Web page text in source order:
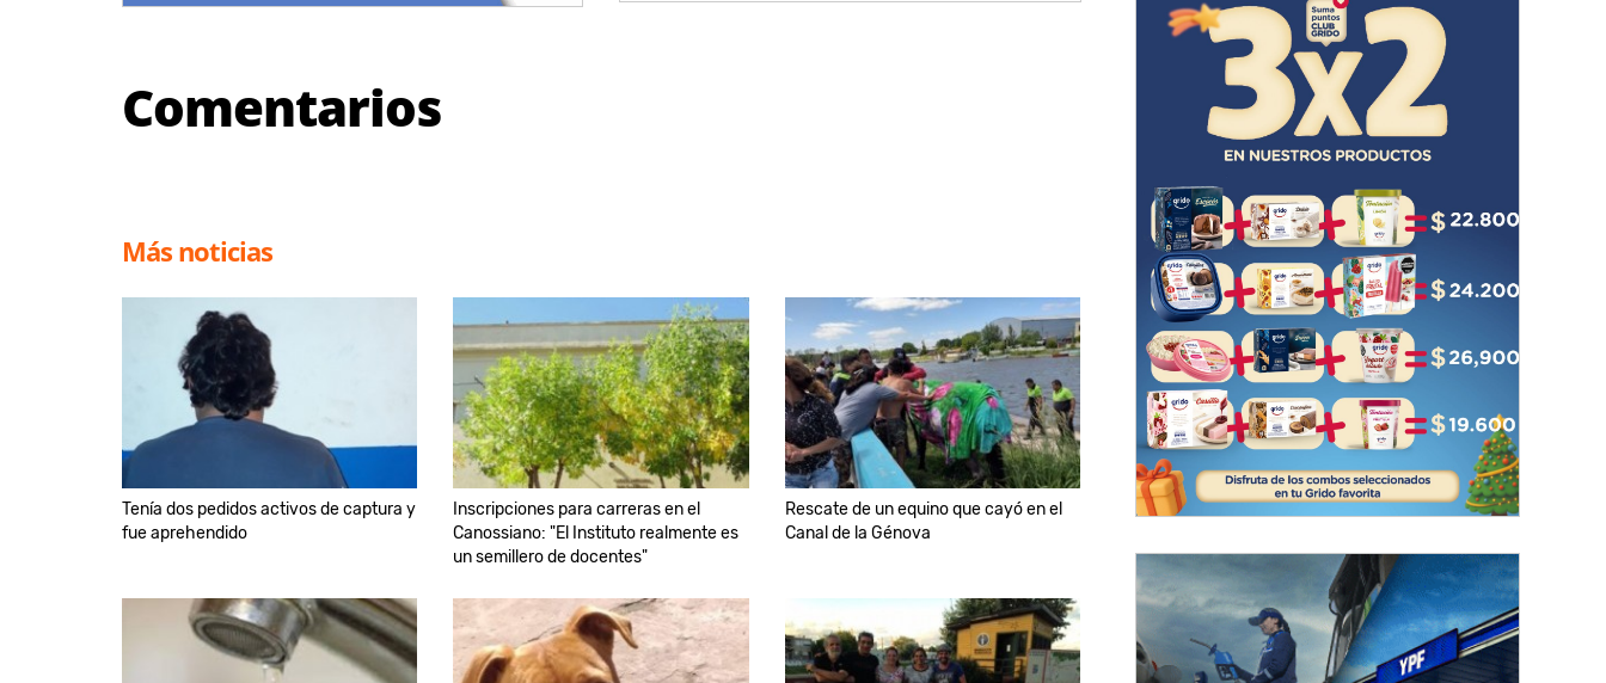
Comentarios
Más noticias
Tenía dos pedidos activos de captura y
fue aprehendido
Inscripciones para carreras en el
Canossiano: "El Instituto realmente es
un semillero de docentes"
Rescate de un equino que cayó en el
Canal de la Génova